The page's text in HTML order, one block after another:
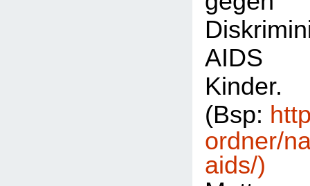
AIDS
Kinder.
(Bsp:
ordner/
aids/)